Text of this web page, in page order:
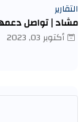
التقارير
مشاد | تواصل
أكتوبر 03, 2023